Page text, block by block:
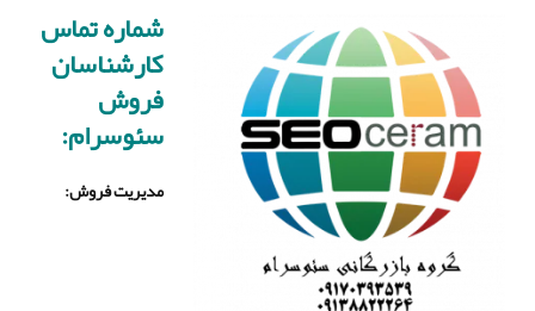
شماره تماس
کارشناسان
فروش
سئوسرام:
مدیریت فروش: